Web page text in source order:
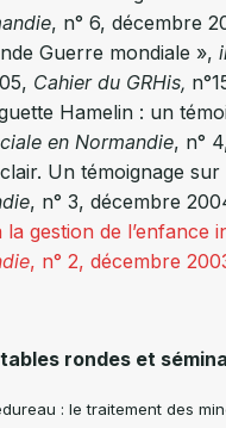
, n° 6, décembre
Guerre mondiale »,
Cahier du GRHis,
Hamelin : un
en Normandie, n°
Un témoignage
, n° 3, décembre
gestion de l’enfance
, n° 2, décembre
rondes et
: le traitement des